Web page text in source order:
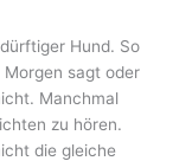
Hund. So
sagt oder
Manchmal
zu hören.
die gleiche